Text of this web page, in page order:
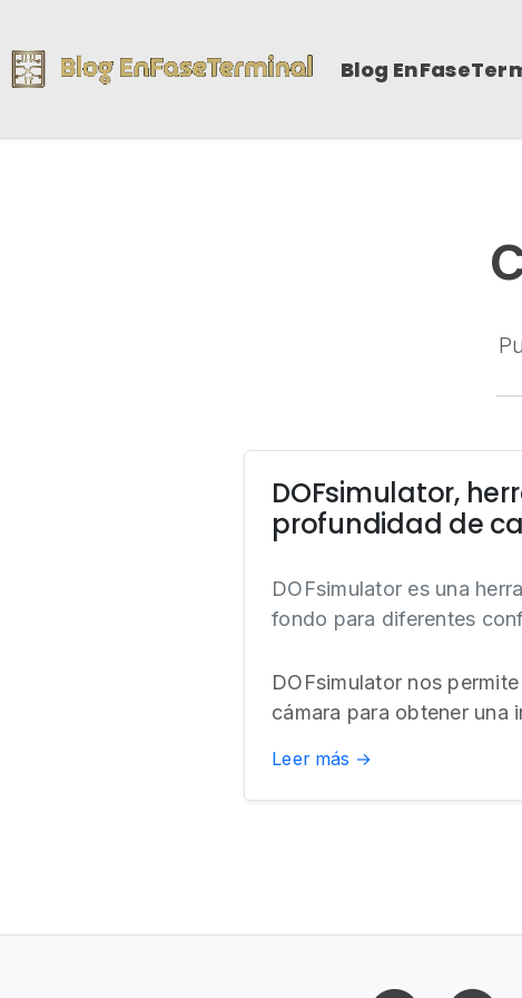
Blog
DOFsimulator,
profundidad de
DOFsimulator es una
fondo para diferentes
DOFsimulator nos
cámara para obtener una
Leer más →